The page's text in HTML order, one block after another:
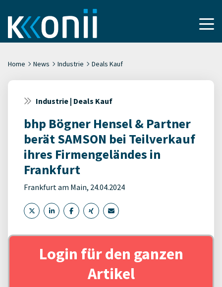
Home News Industrie Deals Kauf
Industrie | Deals Kauf
bhp Bögner Hensel & Partner
berät SAMSON bei Teilverkauf
ihres Firmengeländes in
Frankfurt
Frankfurt am Main, 24.04.2024
Login für den ganzen
Artikel